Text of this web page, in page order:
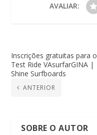
AVALIAR:
Inscrições gratuitas para o
Test Ride VAsurfarGINA |
Shine Surfboards
ANTERIOR
SOBRE O AUTOR